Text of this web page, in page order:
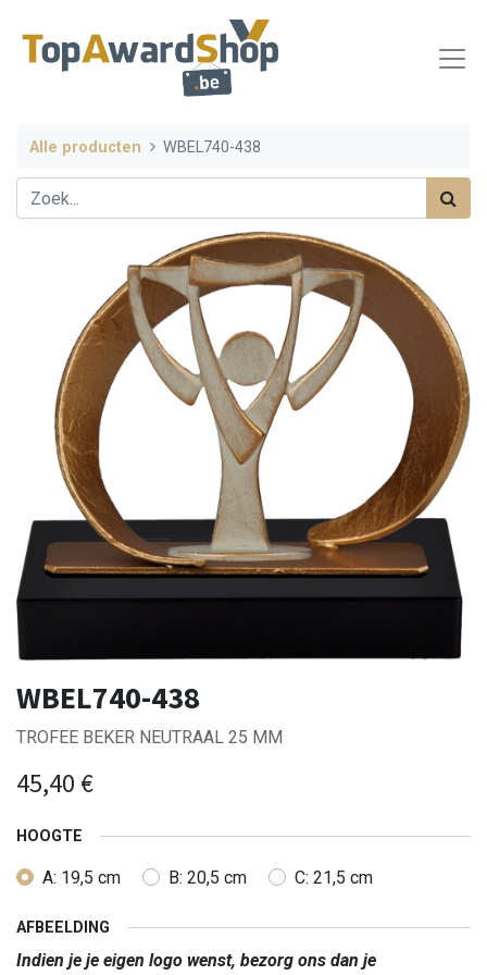
Alle producten WBEL740-438
WBEL740-438
TROFEE BEKER NEUTRAAL 25 MM
45,40 €
HOOGTE
A: 19,5 cm B: 20,5 cm C: 21,5 cm
AFBEELDING
Indien je je eigen logo wenst, bezorg ons dan je